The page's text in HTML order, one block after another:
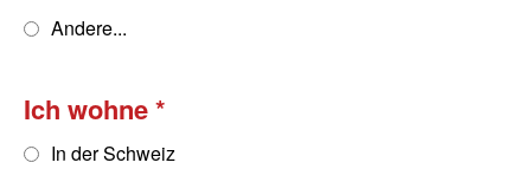
Andere...
Ich wohne
In der Schweiz